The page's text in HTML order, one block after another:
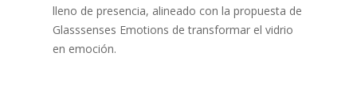
lleno de presencia, alineado con la propuesta de
Glasssenses Emotions de transformar el vidrio
en emoción.